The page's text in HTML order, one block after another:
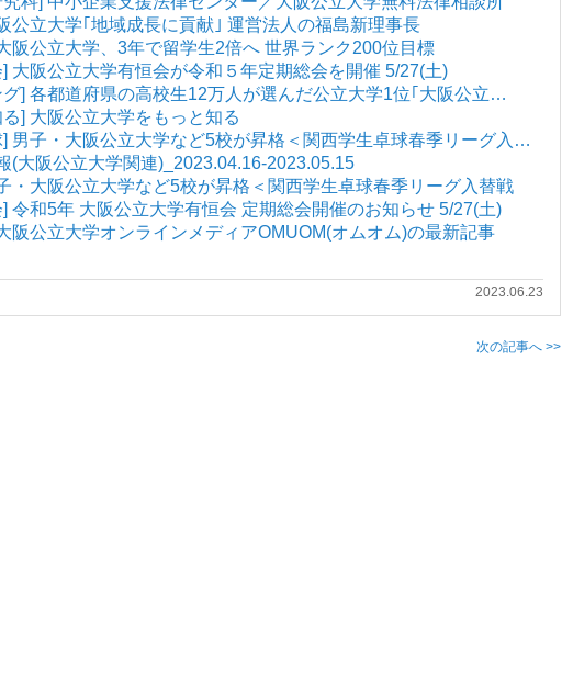
公立大学｢地域成長に貢献｣ 運営法人の福島新理事長
阪公立大学、3年で留学生2倍へ 世界ランク200位目標
大阪公立大学有恒会が令和５年定期総会を開催 5/27(土)
] 各都道府県の高校生12万人が選んだ公立大学1位｢大阪公立…
] 大阪公立大学をもっと知る
男子・大阪公立大学など5校が昇格＜関西学生卓球春季リーグ入…
(大阪公立大学関連)_2023.04.16-2023.05.15
・大阪公立大学など5校が昇格＜関西学生卓球春季リーグ入替戦
令和5年 大阪公立大学有恒会 定期総会開催のお知らせ 5/27(土)
阪公立大学オンラインメディアOMUOM(オムオム)の最新記事
2023.06.23
次の記事へ >>